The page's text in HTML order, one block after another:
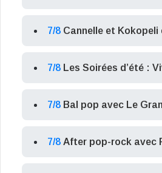
7/8 Cannelle et Kokopeli
7/8 Les Soirées d’été :
7/8 Bal pop avec Le
7/8 After pop-rock avec